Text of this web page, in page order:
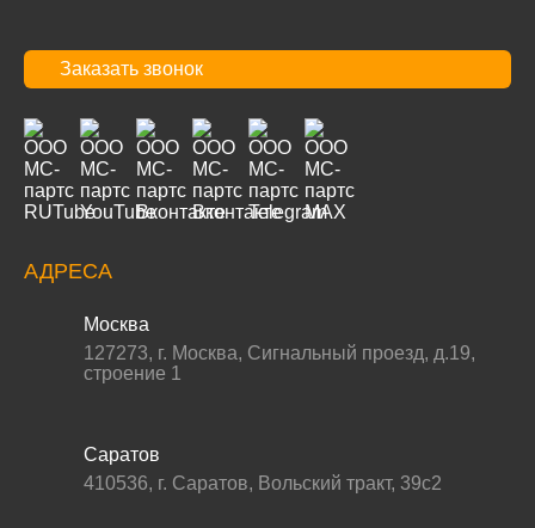
Заказать звонок
АДРЕСА
Москва
127273, г. Москва, Сигнальный проезд, д.19,
строение 1
Саратов
410536, г. Саратов, Вольский тракт, 39с2